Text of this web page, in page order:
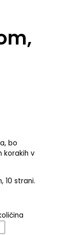
bo
korakih v
10 strani.